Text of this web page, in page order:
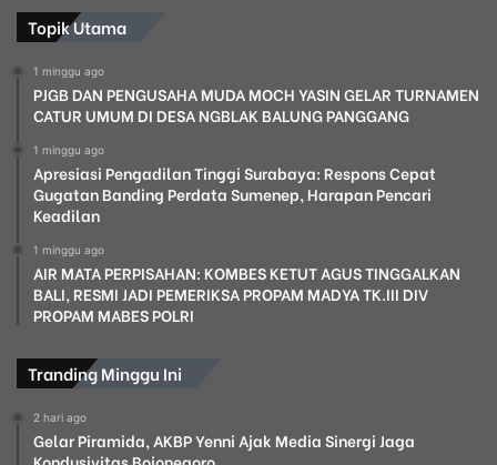
Topik Utama
1 minggu ago
PJGB DAN PENGUSAHA MUDA MOCH YASIN GELAR TURNAMEN
CATUR UMUM DI DESA NGBLAK BALUNG PANGGANG
1 minggu ago
Apresiasi Pengadilan Tinggi Surabaya: Respons Cepat
Gugatan Banding Perdata Sumenep, Harapan Pencari
Keadilan
1 minggu ago
AIR MATA PERPISAHAN: KOMBES KETUT AGUS TINGGALKAN
BALI, RESMI JADI PEMERIKSA PROPAM MADYA TK.III DIV
PROPAM MABES POLRI
Tranding Minggu Ini
2 hari ago
Gelar Piramida, AKBP Yenni Ajak Media Sinergi Jaga